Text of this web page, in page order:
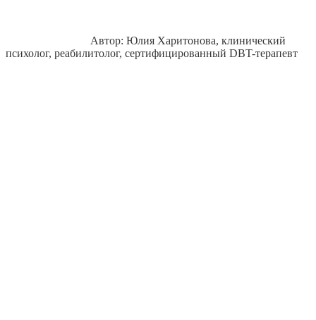
Автор: Юлия Харитонова, клинический
психолог, реабилитолог, сертифицированный DBT-терапевт